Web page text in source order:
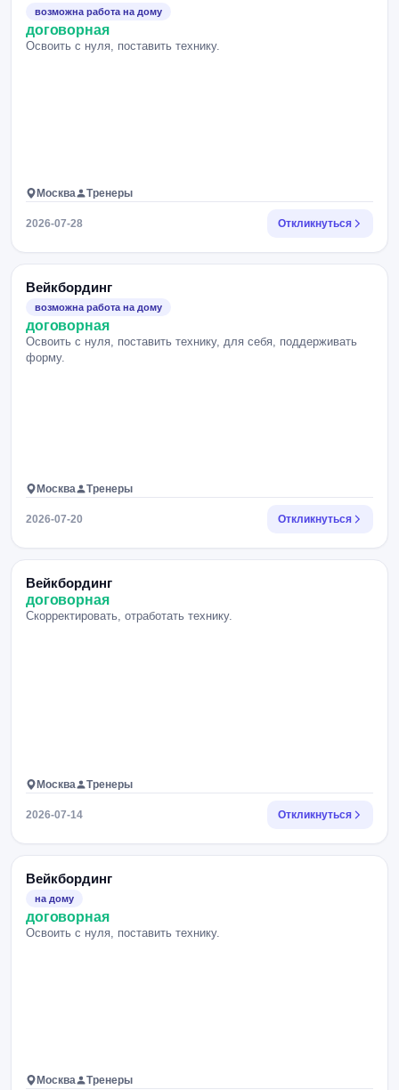
возможна работа на дому
договорная
Освоить с нуля, поставить технику.
Москва Тренеры
2026-07-28 Откликнуться
Вейкбординг
возможна работа на дому
договорная
Освоить с нуля, поставить технику, для себя, поддерживать
форму.
Москва Тренеры
2026-07-20 Откликнуться
Вейкбординг
договорная
Скорректировать, отработать технику.
Москва Тренеры
2026-07-14 Откликнуться
Вейкбординг
на дому
договорная
Освоить с нуля, поставить технику.
Москва Тренеры